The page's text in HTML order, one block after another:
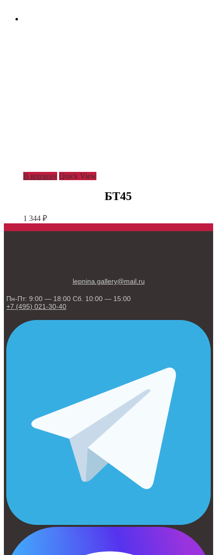
В корзину Quick View
БТ45
1 344 ₽
lepnina.gallery@mail.ru
Пн-Пт: 9:00 — 18:00 Сб. 10:00 — 15:00
+7 (495) 021-30-40